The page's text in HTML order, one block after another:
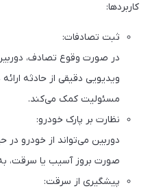
کاربردها:
ثبت تصادفات:
در صورت وقوع تصادف،
ویدیویی دقیقی از حادثه
مسئولیت کمک می‌کند.
نظارت بر پارک خودرو:
دوربین می‌تواند از خودرو
صورت بروز آسیب یا سرقت،
پیشگیری از سرقت: